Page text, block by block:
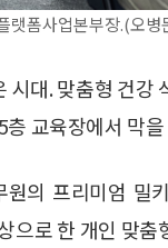
랫폼사업본부장.(오병
대. 맞춤형 건강
교육장에서 막
의 프리미엄 밀
으로 한 개인 맞춤